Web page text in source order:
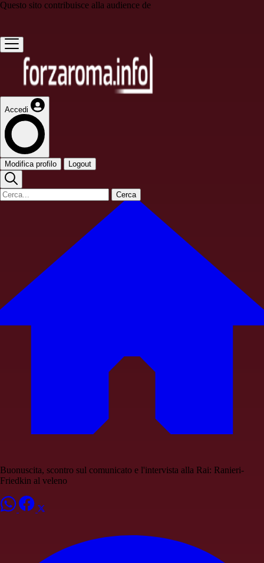
Questo sito contribuisce alla audience de
Accedi
Modifica profilo Logout
Cerca
Buonuscita, scontro sul comunicato e l'intervista alla Rai: Ranieri-
Friedkin al veleno